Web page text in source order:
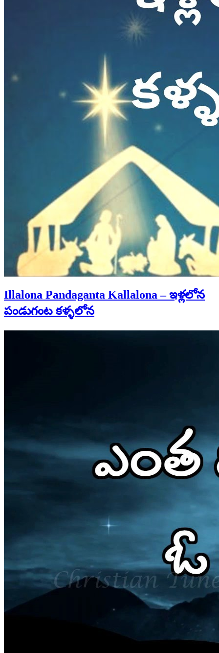
Illalona Pandaganta Kallalona – ఇళ్లలోన
పండుగంట కళ్ళలోన